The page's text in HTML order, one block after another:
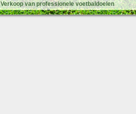
van professionele voetbaldoelen